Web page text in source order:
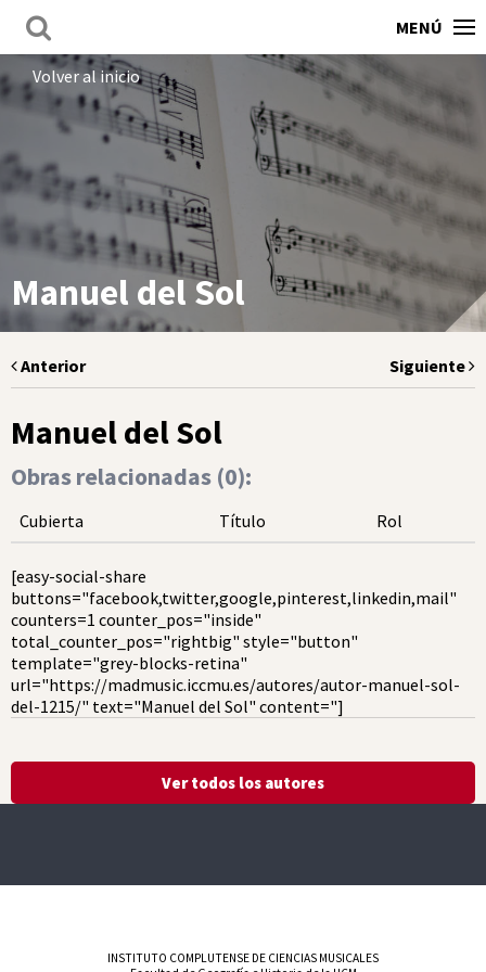
MENÚ
Volver al inicio
Manuel del Sol
Anterior Siguiente
Manuel del Sol
Obras relacionadas (0):
Cubierta Título Rol
[easy-social-share
buttons="facebook,twitter,google,pinterest,linkedin,mail"
counters=1 counter_pos="inside"
total_counter_pos="rightbig" style="button"
template="grey-blocks-retina"
url="https://madmusic.iccmu.es/autores/autor-manuel-sol-
del-1215/" text="Manuel del Sol" content="]
Ver todos los autores
INSTITUTO COMPLUTENSE DE CIENCIAS MUSICALES